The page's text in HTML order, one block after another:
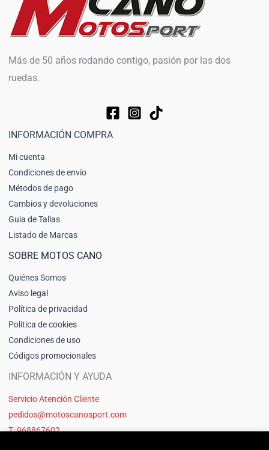
Más de 50 años rodando contigo, pasión por las dos
ruedas.
INFORMACIÓN COMPRA
Mi cuenta
Condiciones de envío
Métodos de pago
Cambios y devoluciones
Guia de Tallas
Listado de Marcas
SOBRE MOTOS CANO
Quiénes Somos
Aviso legal
Política de privacidad
Política de cookies
Condiciones de uso
Códigos promocionales
INFORMACIÓN Y AYUDA
Servicio Atención Cliente
pedidos@motoscanosport.com
T: 968867602